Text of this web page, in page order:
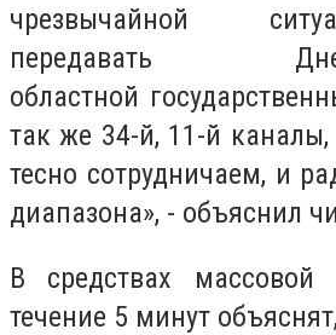
чрезвычайной
передавать
областной
так же 34-й, 11-й
тесно сотрудничаем, и
диапазона», - объяснил
В средствах
течение 5 минут